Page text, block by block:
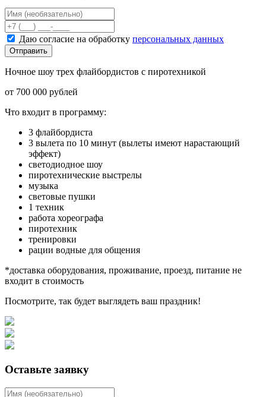
Даю согласие на обработку персональных данных
Отправить
Ночное шоу трех флайбордистов с пиротехникой
от 700 000 рублей
Что входит в программу:
3 флайбордиста
3 вылета по 10 минут (вылеты имеют нарастающий
эффект)
светодиодное шоу
пиротехнические выстрелы
музыка
световые пушки
1 техник
работа хореографа
пиротехник
тренировки
рации водные для общения
*доставка оборудования, проживание, проезд, питание не
входит в стоимость
Посмотрите, так будет выглядеть ваш праздник!
Оставьте заявку